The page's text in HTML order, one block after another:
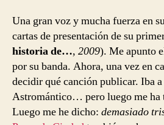
Una gran voz y mucha fuerza en
cartas de presentación de su
historia de…, 2009). Me apunto
por su banda. Ahora, una vez en
decidir qué canción publicar. Iba
Astromántico… pero luego me ha
Luego me he dicho: demasiado